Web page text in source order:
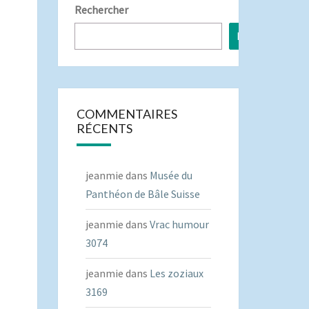
Rechercher
Rechercher
COMMENTAIRES
RÉCENTS
jeanmie dans Musée du
Panthéon de Bâle Suisse
jeanmie dans Vrac humour
3074
jeanmie dans Les zoziaux
3169